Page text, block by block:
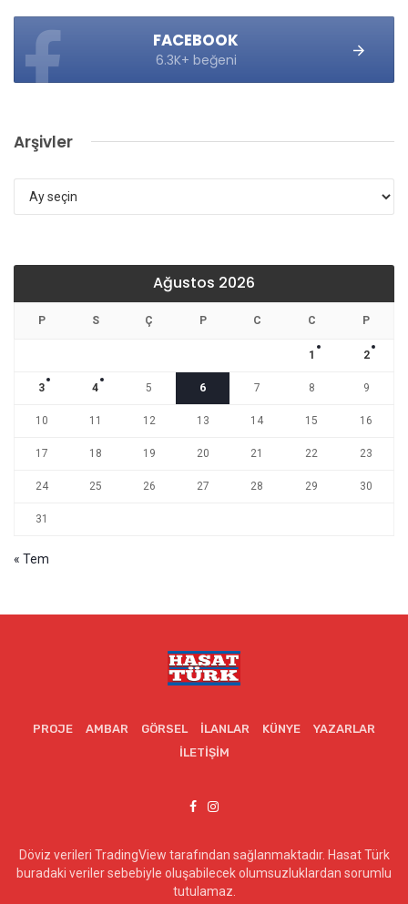
FACEBOOK
6.3K+ beğeni
Arşivler
Ağustos 2026
P S Ç P C C P
1 2
3 4 5 6 7 8 9
10 11 12 13 14 15 16
17 18 19 20 21 22 23
24 25 26 27 28 29 30
31
« Tem
PROJE AMBAR GÖRSEL İLANLAR KÜNYE
YAZARLAR
İLETIŞIM
Döviz verileri TradingView tarafından sağlanmaktadır. Hasat Türk
buradaki veriler sebebiyle oluşabilecek olumsuzluklardan sorumlu
tutulamaz.